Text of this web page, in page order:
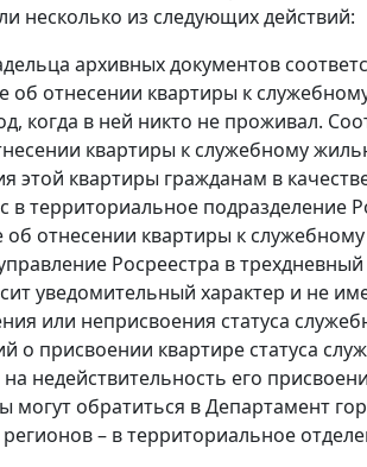
несколько из следующих действий:
архивных документов
об отнесении квартиры к
когда в ней никто не проживал.
квартиры к служебному
этой квартиры гражданам в
в территориальное подразделение
об отнесении квартиры к
Росреестра в
уведомительный характер и не
или неприсвоения статуса
о присвоении квартире статуса
недействительность его
могут обратиться в Департамент
– в территориальное